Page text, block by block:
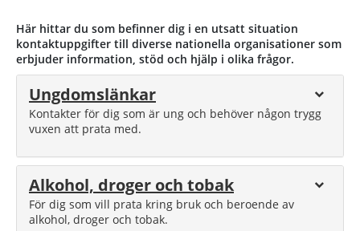
Här hittar du som befinner dig i en utsatt situation
kontaktuppgifter till diverse nationella organisationer som
erbjuder information, stöd och hjälp i olika frågor.
Ungdomslänkar
Kontakter för dig som är ung och behöver någon trygg
vuxen att prata med.
Alkohol, droger och tobak
För dig som vill prata kring bruk och beroende av
alkohol, droger och tobak.